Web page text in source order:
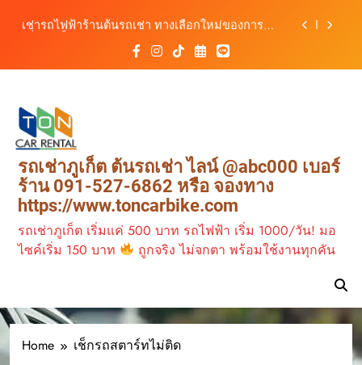
เช่ารถไฟฟ้าร้านต้นรถเช่า ทางเลือกใหม่ของการ
เที่ยวภูเก็ต ขับเงียบ ประหยัด และทันสมัย
ต้นรถเช่ามอเตอร์ไซค์ภูเก็ต ราคาประหยัด ขี่ง่าย รับ
รถสะดวก 24 ชั่วโมง
สะดวก ราคาประหยัด เริ่มต้นเพียง 150 บาท/วัน
ต้นรถเช่า ครบทุกฟังก์ชันการใช้งาน ครบทุกประเภท
รถ ตอบโจทย์ทุกการเดินทางในภูเก็ต
เช่ารถไฟฟ้าร้านต้นรถเช่า ทางเลือกใหม่ของการ
เที่ยวภูเก็ต ขับเงียบ ประหยัด และทันสมัย
ต้นรถเช่ามอเตอร์ไซค์ภูเก็ต ราคาประหยัด ขี่ง่าย รับ
รถสะดวก 24 ชั่วโมง
รถเช่าภูเก็ต ต้นรถเช่า ไลน์ @abc000 เบอร์
ร้าน 091-527-6862 หรือ จองทาง
https://www.toncarbike.com
รถเช่าภูเก็ต เริ่มแค่ 500 บาท รถไฟฟ้า เริ่ม 1000/วัน! มอ
ไซค์เริ่ม 150 บาท
ถูกจริง ไม่จกตา พร้อมใช้งานทุกคัน
Home เช็กรถสตาร์ทไม่ติด